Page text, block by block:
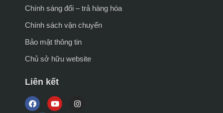
Chính sáng đổi – trả hàng hóa
Chính sách vận chuyển
Bảo mật thông tin
Chủ sở hữu website
Liên kết